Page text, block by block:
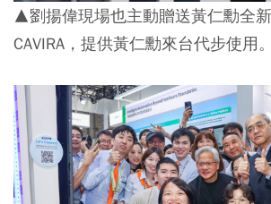
▲劉揚偉現場也主動贈送黃仁勳全
CAVIRA，提供黃仁勳來台代步使用